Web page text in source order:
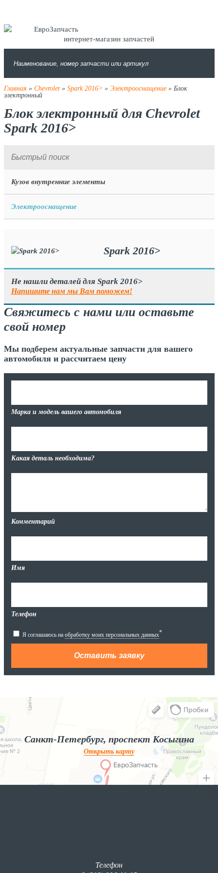
интернет-магазин запчастей
Главная » Chevrolet» Spark 2016> » Электрооснащение» Блок
электронный
Блок электронный для Chevrolet
Spark 2016>
Кузов внутренние элементы
Электрооснащение
Spark 2016>
Не нашли деталей для Spark 2016>
Напишите нам мы Вам поможем!
Свяжитесь с нами или оставьте
свой номер
Мы подберем актуальные запчасти для вашего
автомобиля и рассчитаем цену
Марка и модель вашего автомобиля
Какая деталь необходима?
Комментарий
Имя
Телефон
Я соглашаюсь на обработку моих персональных данных*
Яндекс.Карты
Яндекс.Карты — поиск мест и адресов, городской транспорт
Санкт-Петербург, проспект Косыгина
Открыть карту
Телефон